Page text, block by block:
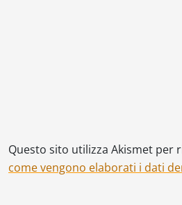
Questo sito utilizza Akismet per
come vengono elaborati i dati